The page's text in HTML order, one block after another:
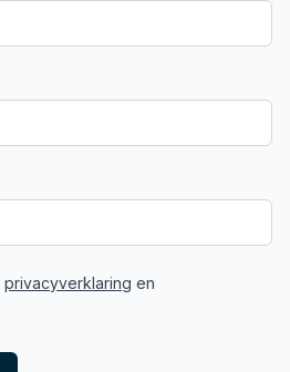
privacyverklaring en